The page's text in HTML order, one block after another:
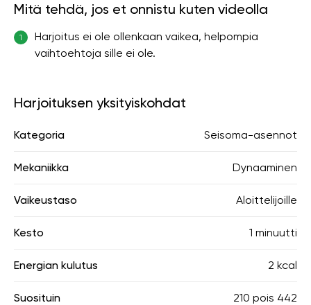
Mitä tehdä, jos et onnistu kuten videolla
1
Harjoitus ei ole ollenkaan vaikea, helpompia
vaihtoehtoja sille ei ole.
Harjoituksen yksityiskohdat
Kategoria Seisoma-asennot
Mekaniikka Dynaaminen
Vaikeustaso Aloittelijoille
Kesto 1 minuutti
Energian kulutus 2 kcal
Suosituin 210 pois 442